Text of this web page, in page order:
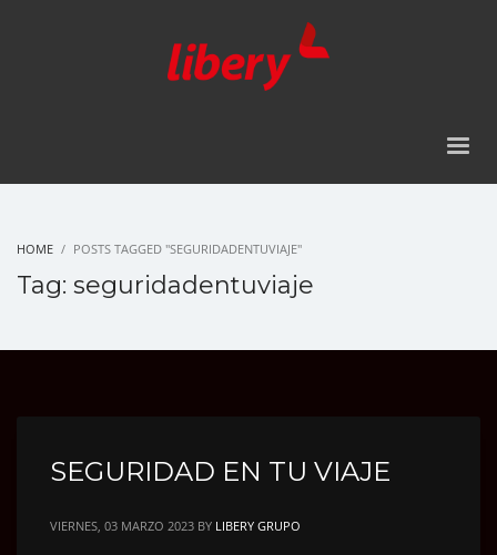
HOME POSTS TAGGED "SEGURIDADENTUVIAJE"
Tag: seguridadentuviaje
SEGURIDAD EN TU VIAJE
VIERNES, 03 MARZO 2023 BY LIBERY GRUPO